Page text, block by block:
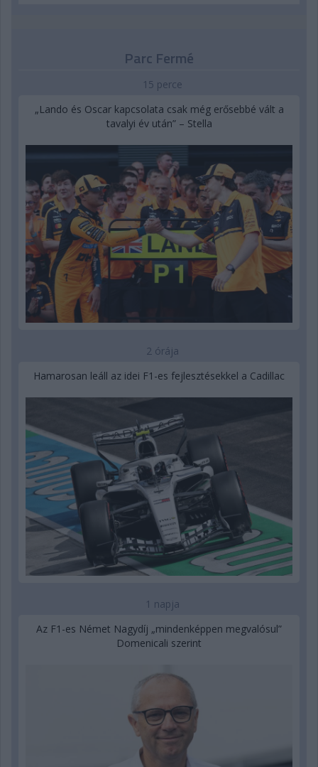
Parc Fermé
15 perce
„Lando és Oscar kapcsolata csak még erősebbé vált a
tavalyi év után” – Stella
2 órája
Hamarosan leáll az idei F1-es fejlesztésekkel a Cadillac
1 napja
Az F1-es Német Nagydíj „mindenképpen megvalósul”
Domenicali szerint